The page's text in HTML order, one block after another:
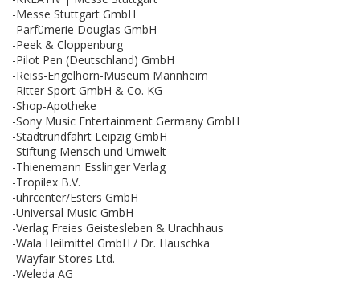
-Messe Stuttgart GmbH
-Parfümerie Douglas GmbH
-Peek & Cloppenburg
-Pilot Pen (Deutschland) GmbH
-Reiss-Engelhorn-Museum Mannheim
-Ritter Sport GmbH & Co. KG
-Shop-Apotheke
-Sony Music Entertainment Germany GmbH
-Stadtrundfahrt Leipzig GmbH
-Stiftung Mensch und Umwelt
-Thienemann Esslinger Verlag
-Tropilex B.V.
-uhrcenter/Esters GmbH
-Universal Music GmbH
-Verlag Freies Geistesleben & Urachhaus
-Wala Heilmittel GmbH / Dr. Hauschka
-Wayfair Stores Ltd.
-Weleda AG